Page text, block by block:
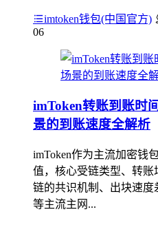
imtoken钱包(中国官方)
06
imToken转账到账时
景的到账速度全解析
imToken作为主流加密钱
值，核心受链类型、转
链的共识机制、出块速
等主流主网...